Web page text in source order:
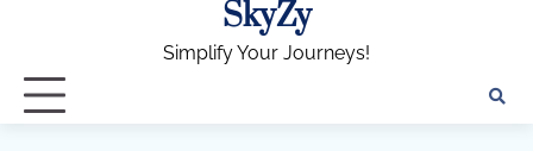
SkyZy
Simplify Your Journeys!